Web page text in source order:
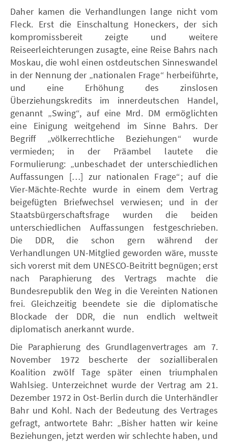
Daher kamen die Verhandlungen lange nicht vom
Fleck. Erst die Einschaltung Honeckers, der sich
kompromissbereit zeigte und weitere
Reiseerleichterungen zusagte, eine Reise Bahrs nach
Moskau, die wohl einen ostdeutschen Sinneswandel
in der Nennung der „nationalen Frage“ herbeiführte,
und eine Erhöhung des zinslosen
Überziehungskredits im innerdeutschen Handel,
genannt „Swing“, auf eine Mrd. DM ermöglichten
eine Einigung weitgehend im Sinne Bahrs. Der
Begriff „völkerrechtliche Beziehungen“ wurde
vermieden; in der Präambel lautete die
Formulierung: „unbeschadet der unterschiedlichen
Auffassungen […] zur nationalen Frage“; auf die
Vier-Mächte-Rechte wurde in einem dem Vertrag
beigefügten Briefwechsel verwiesen; und in der
Staatsbürgerschaftsfrage wurden die beiden
unterschiedlichen Auffassungen festgeschrieben.
Die DDR, die schon gern während der
Verhandlungen UN-Mitglied geworden wäre, musste
sich vorerst mit dem UNESCO-Beitritt begnügen; erst
nach Paraphierung des Vertrags machte die
Bundesrepublik den Weg in die Vereinten Nationen
frei. Gleichzeitig beendete sie die diplomatische
Blockade der DDR, die nun endlich weltweit
diplomatisch anerkannt wurde.
Die Paraphierung des Grundlagenvertrages am 7.
November 1972 bescherte der sozialliberalen
Koalition zwölf Tage später einen triumphalen
Wahlsieg. Unterzeichnet wurde der Vertrag am 21.
Dezember 1972 in Ost-Berlin durch die Unterhändler
Bahr und Kohl. Nach der Bedeutung des Vertrages
gefragt, antwortete Bahr: „Bisher hatten wir keine
Beziehungen, jetzt werden wir schlechte haben, und